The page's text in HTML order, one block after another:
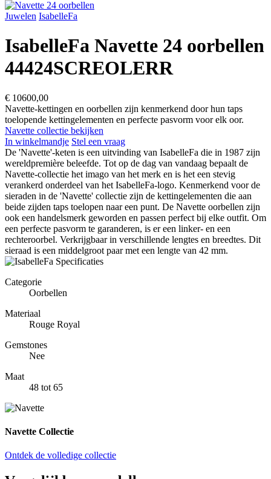
Juwelen IsabelleFa
IsabelleFa Navette 24 oorbellen
44424SCREOLERR
€ 10600,00
Navette-kettingen en oorbellen zijn kenmerkend door hun taps
toelopende kettingelementen en perfecte pasvorm voor elk oor.
Navette collectie bekijken
In winkelmandje Stel een vraag
De 'Navette'-keten is een uitvinding van IsabelleFa die in 1987 zijn
wereldpremière beleefde. Tot op de dag van vandaag bepaalt de
Navette-collectie het imago van het merk en is het een stevig
verankerd onderdeel van het IsabelleFa-logo. Kenmerkend voor de
sieraden in de 'Navette' collectie zijn de kettingelementen die aan
beide zijden taps toelopen naar een punt. De Navette oorbellen zijn
ook een handelsmerk geworden en passen perfect bij elke outfit. Om
een perfecte pasvorm te garanderen, is er een linker- en een
rechteroorbel. Verkrijgbaar in verschillende lengtes en breedtes. Dit
sieraad is een middelgroot paar met een lengte van 42 mm.
Specificaties
Categorie
Oorbellen
Materiaal
Rouge Royal
Gemstones
Nee
Maat
48 tot 65
Navette Collectie
Ontdek de volledige collectie